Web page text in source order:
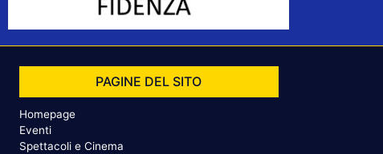
PAGINE DEL SITO
Homepage
Eventi
Spettacoli e Cinema